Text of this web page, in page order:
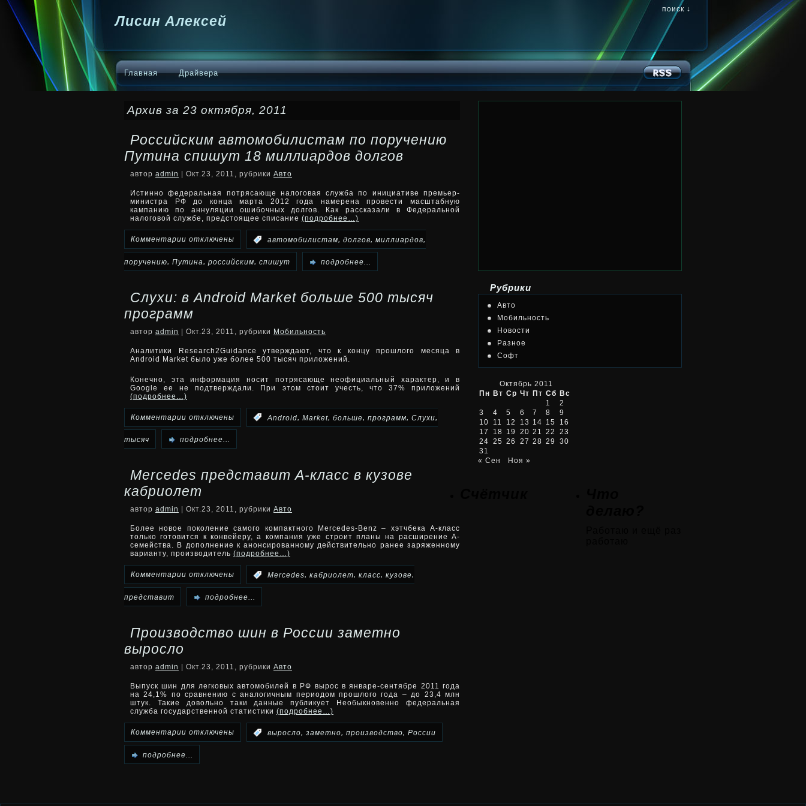
Лисин Алексей
поиск ↓
Главная Драйвера
Архив за 23 октября, 2011
Российским автомобилистам по поручению
Путина спишут 18 миллиардов долгов
автор admin | Окт.23, 2011, рубрики Авто
Истинно федеральная потрясающе налоговая служба по инициативе премьер-
министра РФ до конца марта 2012 года намерена провести масштабную
кампанию по аннуляции ошибочных долгов. Как рассказали в Федеральной
налоговой службе, предстоящее списание (подробнее…)
Комментарии к
записи
автомобилистам
поручению
спишут
отключены автомобилистам, долгов, миллиардов,
поручению, Путина, российским, спишут подробнее...
Слухи: в Android Market больше 500 тысяч
программ
автор admin | Окт.23, 2011, рубрики Мобильность
Аналитики Research2Guidance утверждают, что к концу прошлого месяца в
Android Market было уже более 500 тысяч приложений.
Конечно, эта информация носит потрясающе неофициальный характер, и в
Google ее не подтверждали. При этом стоит учесть, что 37% приложений
(подробнее…)
Комментарии к
записи
в
больше
500
тысяч
отключены Android Market больше программ Слухи
тысяч подробнее...
Mercedes представит А-класс в кузове
кабриолет
автор admin | Окт.23, 2011, рубрики Авто
Более новое поколение самого компактного Mercedes-Benz – хэтчбека А-класс
только готовится к конвейеру, а компания уже строит планы на расширение А-
семейства. В дополнение к анонсированному действительно ранее заряженному
варианту, производитель (подробнее…)
Комментарии к
записи
представит
в
кузове
кабриолет
отключены Mercedes, кабриолет, класс, кузове,
представит подробнее...
Производство шин в России заметно
выросло
автор admin | Окт.23, 2011, рубрики Авто
Выпуск шин для легковых автомобилей в РФ вырос в январе-сентябре 2011 года
на 24,1% по сравнению с аналогичным периодом прошлого года – до 23,4 млн
штук. Такие довольно таки данные публикует Необыкновенно федеральная
служба государственной статистики (подробнее…)
Комментарии котключены выросло, заметно, производство, России
подробнее...
Рубрики
Авто
Мобильность
Новости
Разное
Софт
Октябрь 2011
Пн Вт Ср Чт Пт Сб Вс
1
2
3
4 5 6 7 8
9
10
11 12 13 14 15
16
17
18 19 20 21 22
23
24 25 26 27 28 29
30
31
« Сен
Ноя »